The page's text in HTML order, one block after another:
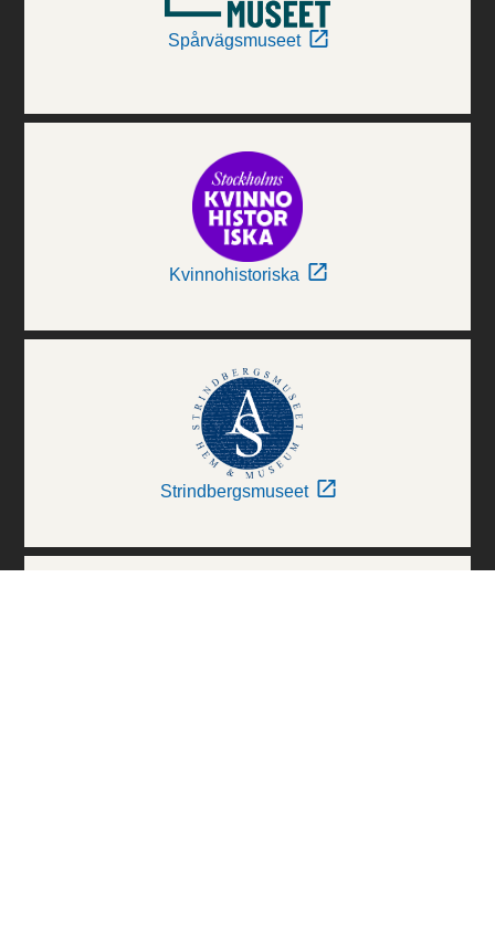
Spårvägsmuseet
Kvinnohistoriska
Strindbergsmuseet